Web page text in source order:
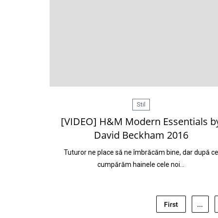
Stil
[VIDEO] H&M Modern Essentials
David Beckham 2016
Tuturor ne place să ne îmbrăcăm bine, dar după ce
cumpărăm hainele cele noi…
First ...